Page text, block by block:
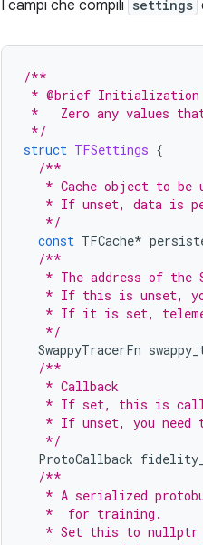
I campi che compili settings
/**
* @brief Initialization
*   Zero any values
*/
struct TFSettings {
/**
* Cache object to be
* If unset, data is
   */
const TFCache*
/**
* The address of the
* If this is unset,
* If it is set,
   */
SwappyTracerFn
/**
   * Callback
* If set, this is
* If unset, you need
   */
ProtoCallback
/**
* A serialized
   *  for training.
* Set this to